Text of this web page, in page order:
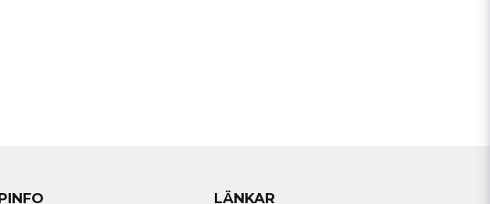
LÄNKAR